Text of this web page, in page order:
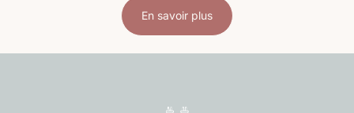
En savoir plus